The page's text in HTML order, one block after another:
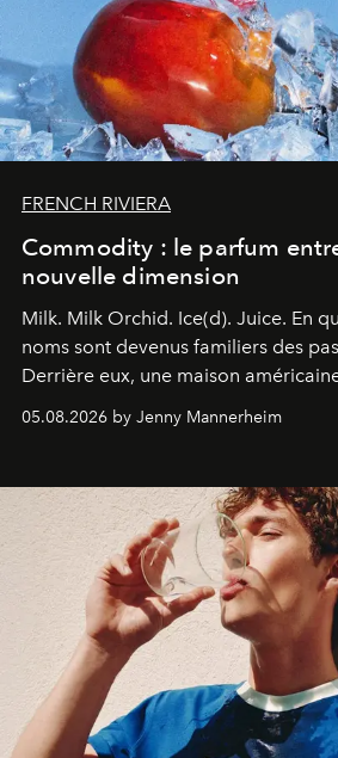
FRENCH RIVIERA
Commodity : le parfum
nouvelle dimension
Milk. Milk Orchid. Ice(d). Juice. En
noms sont devenus familiers des
Derrière eux, une maison
codes de la parfumerie
une approche aussi intuitive que
05.08.2026 by Jenny Mannerheim